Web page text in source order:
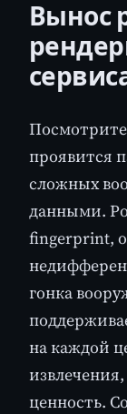
Вынос
проявится
сложных
данными.
fingerprint,
гонка
на каждой
ценность.